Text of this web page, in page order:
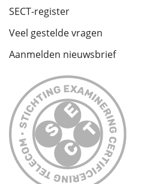
SECT-register
Veel gestelde vragen
Aanmelden nieuwsbrief